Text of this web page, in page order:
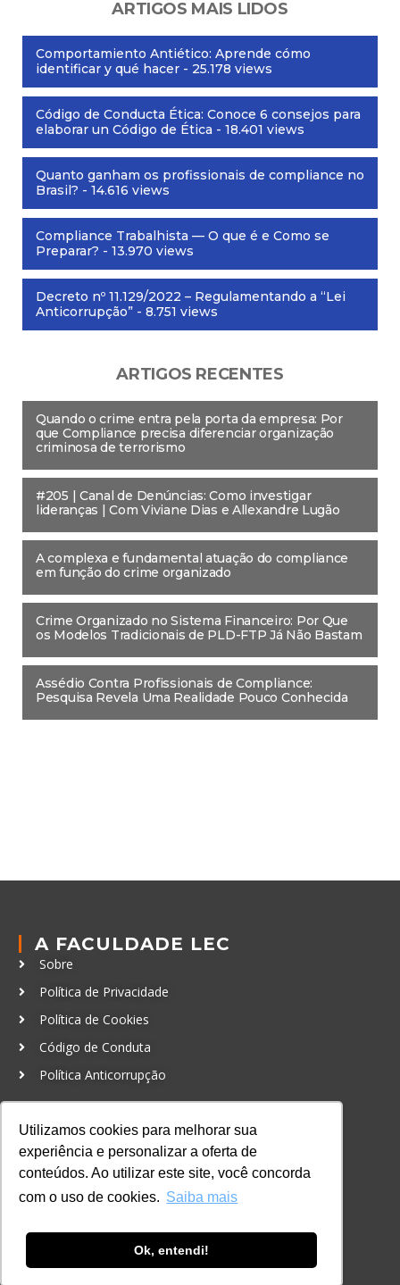
Utilizamos cookies para melhorar sua
experiência e personalizar a oferta de
conteúdos. Ao utilizar este site, você concorda
com o uso de cookies. Saiba mais
Ok, entendi!
ARTIGOS MAIS LIDOS
Comportamiento Antiético: Aprende cómo
identificar y qué hacer - 25.178 views
Código de Conducta Ética: Conoce 6 consejos para
elaborar un Código de Ética - 18.401 views
Quanto ganham os profissionais de compliance no
Brasil? - 14.616 views
Compliance Trabalhista — O que é e Como se
Preparar? - 13.970 views
Decreto nº 11.129/2022 – Regulamentando a “Lei
Anticorrupção” - 8.751 views
ARTIGOS RECENTES
Quando o crime entra pela porta da empresa: Por
que Compliance precisa diferenciar organização
criminosa de terrorismo
#205 | Canal de Denúncias: Como investigar
lideranças | Com Viviane Dias e Allexandre Lugão
A complexa e fundamental atuação do compliance
em função do crime organizado
Crime Organizado no Sistema Financeiro: Por Que
os Modelos Tradicionais de PLD-FTP Já Não Bastam
Assédio Contra Profissionais de Compliance:
Pesquisa Revela Uma Realidade Pouco Conhecida
A FACULDADE LEC
Sobre
Política de Privacidade
Política de Cookies
Código de Conduta
Política Anticorrupção
GRADUAÇÃO
Autenticação de documentos
CURSOS, EVENTOS E
CERTIFICAÇÕES